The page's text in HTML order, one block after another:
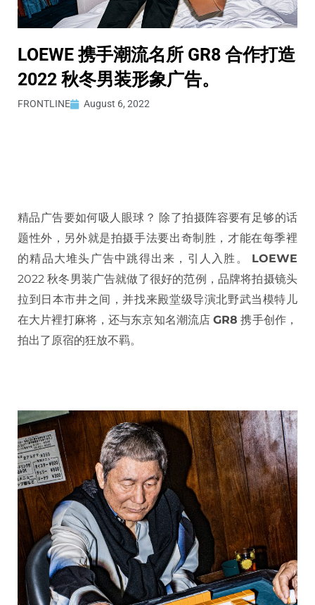
LOEWE 携手潮流名所 GR8 合作打造
2022 秋冬男装形象广告。
FRONTLINE August 6, 2022
精品广告要如何吸人眼球？ 除了拍摄阵容要有足够的话
题性外，另外就是拍摄手法要出奇制胜，才能在每季裡
的精品大堆头广告中跳得出来，引人入胜。 LOEWE
2022 秋冬男装广告就做了很好的范例，品牌将拍摄镜头
拉到日本市井之间，并找来殿堂级导演北野武当模特儿
在大片裡打麻将，还与东京知名潮流店GR8 携手创作，
拍出了原宿的狂放不羁。